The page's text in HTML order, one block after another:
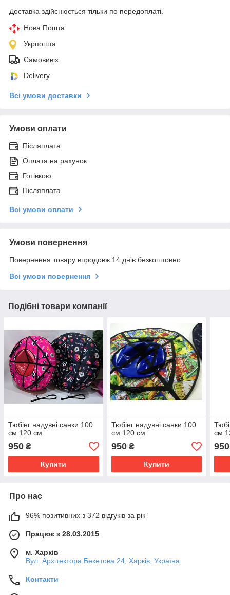
Доставка здійснюється тільки по передоплаті.
Нова Пошта
Укрпошта
Самовивіз
Delivery
Всі умови доставки
Умови оплати
Післяплата
Оплата на рахунок
Готівкою
Післяплата
Всі умови оплати
Умови повернення
Повернення товару впродовж 14 днів безкоштовно
Всі умови повернення
Подібні товари компанії
Тюбінг надувні санки 100
см 120 см
950 ₴
Купити
Тюбінг надувні санки 100
см 120 см
950₴
Купити
см
950
Про нас
96% позитивних з 372 відгуків за рік
Працює з 28.03.2015
м. Харків
Вул. Архітектора Бекетова 24, Харків, Україна
Контакти